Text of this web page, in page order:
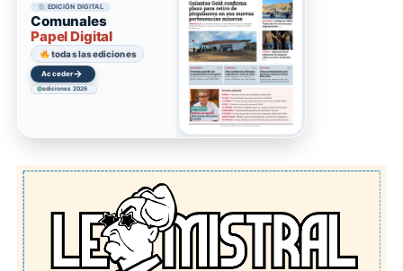
EDICIÓN DIGITAL
Comunales
Papel Digital
todas las ediciones
Acceder→
ediciones 2026